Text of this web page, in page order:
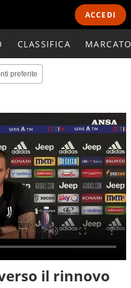
ACCEDI
CLASSIFICA
preferite
il rinnovo